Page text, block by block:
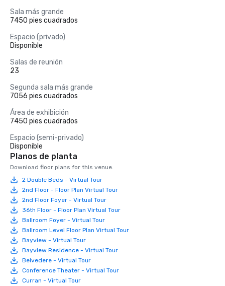
Sala más grande
7450 pies cuadrados
Espacio (privado)
Disponible
Salas de reunión
23
Segunda sala más grande
7056 pies cuadrados
Área de exhibición
7450 pies cuadrados
Espacio (semi-privado)
Disponible
Planos de planta
Download floor plans for this venue.
2 Double Beds - Virtual Tour
2nd Floor - Floor Plan Virtual Tour
2nd Floor Foyer - Virtual Tour
36th Floor - Floor Plan Virtual Tour
Ballroom Foyer - Virtual Tour
Ballroom Level Floor Plan Virtual Tour
Bayview - Virtual Tour
Bayview Residence - Virtual Tour
Belvedere - Virtual Tour
Conference Theater - Virtual Tour
Curran - Virtual Tour